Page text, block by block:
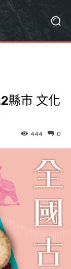
縣市 文化
0
444